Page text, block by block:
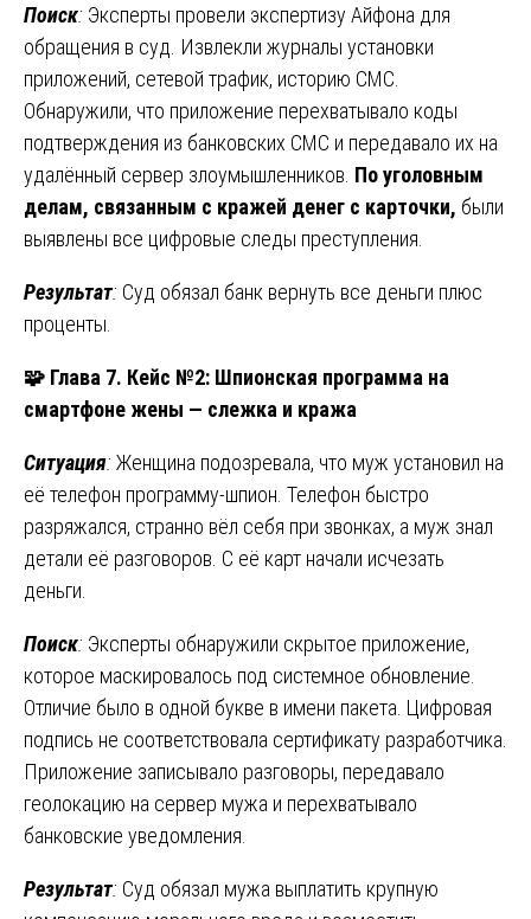
Поиск: Эксперты провели экспертизу Айфона для
обращения в суд. Извлекли журналы установки
приложений, сетевой трафик, историю СМС.
Обнаружили, что приложение перехватывало коды
подтверждения из банковских СМС и передавало их на
удалённый сервер злоумышленников. По уголовным
делам, связанным с кражей денег с карточки, были
выявлены все цифровые следы преступления.
Результат: Суд обязал банк вернуть все деньги плюс
проценты.
🧩 Глава 7. Кейс №2: Шпионская программа на
смартфоне жены — слежка и кража
Ситуация: Женщина подозревала, что муж установил на
её телефон программу-шпион. Телефон быстро
разряжался, странно вёл себя при звонках, а муж знал
детали её разговоров. С её карт начали исчезать
деньги.
Поиск: Эксперты обнаружили скрытое приложение,
которое маскировалось под системное обновление.
Отличие было в одной букве в имени пакета. Цифровая
подпись не соответствовала сертификату разработчика.
Приложение записывало разговоры, передавало
геолокацию на сервер мужа и перехватывало
банковские уведомления.
Результат: Суд обязал мужа выплатить крупную